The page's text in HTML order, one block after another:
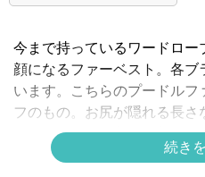
今まで持っているワードロ
顔になるファーベスト。各
います。こちらのプードル
フのもの。お尻が隠れる長
フォー世代も安心して着こな
インナーは透け感たっぷり
続き